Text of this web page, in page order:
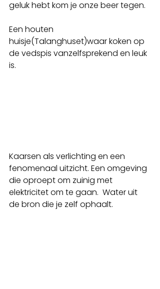
geluk hebt kom je onze beer tegen.
Een houten
huisje(Talanghuset)waar koken op
de vedspis vanzelfsprekend en leuk
is.
Kaarsen als verlichting en een
fenomenaal uitzicht. Een omgeving
die oproept om zuinig met
elektricitet om te gaan.  Water uit
de bron die je zelf ophaalt.